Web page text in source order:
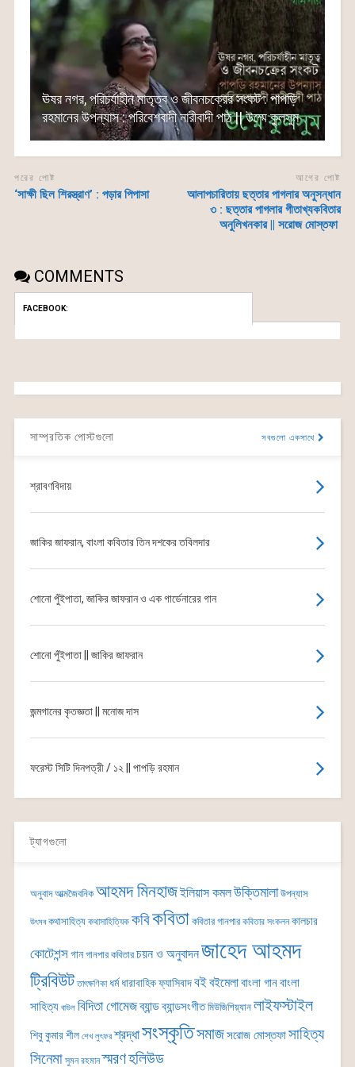
ঊষর নগর, পরিচর্যাহীন মাতৃত্ব ও জীবনচক্রের সংকট : পাপড়ি
রহমানের উপন্যাস : পরিবেশবাদী নারীবাদী পাঠ || উম্মে কুলসুম
পরের পোষ্ট
‘সাক্ষী ছিল শিরস্ত্রাণ’ : পড়ার পিপাসা
আগের পোষ্ট
আলাপচারিতায় ছত্তার পাগলার অনুসন্ধান
৩ : ছত্তার পাগলার গীতাখ্যকবিতার
অনুলিখনকার || সরোজ মোস্তফা
COMMENTS
FACEBOOK:
সাম্প্রতিক পোস্টগুলো সবগুলো একসাথে
শ্রাবণবিদায়
জাকির জাফরান, বাংলা কবিতার তিন দশকের তবিলদার
শোনো পুঁইপাতা, জাকির জাফরান ও এক গার্ডেনারের গান
শোনো পুঁইপাতা || জাকির জাফরান
জন্মগানের কৃতজ্ঞতা || মনোজ দাস
ফরেস্ট সিটি দিনপত্রী / ১২ || পাপড়ি রহমান
ট্যাগগুলো
অনুবাদ আত্মজৈবনিক আহমদ মিনহাজইলিয়াস কমলউক্তিমালা উপন্যাস
উৎসব কথাসাহিত্য কথাসাহিত্যিক কবিকবিতা কবিতার গানপার কবিতার সংকলন কালচার
কোটেশন্সগান গানপার কবিতার চয়ন ও অনুবাদনজাহেদ আহমদ
ট্রিবিউট তাৎক্ষণিকা ধর্ম ধারাবাহিকফ্যাসিবাদবইবইমেলাবাংলা গানবাংলা
সাহিত্য বাউল বিদিতা গোমেজব্যান্ডব্যান্ডসংগীত মিউজিশিয়্যান লাইফস্টাইল
শিবু কুমার শীল শেখ লুৎফর শ্রদ্ধাসংস্কৃতিসমাজসরোজ মোস্তফাসাহিত্য
সিনেমা সুমন রহমান স্মরণহলিউড